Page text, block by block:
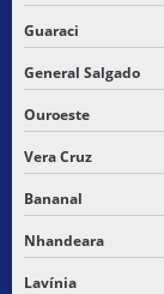
Guaraci
General Salgado
Ouroeste
Vera Cruz
Bananal
Nhandeara
Lavínia